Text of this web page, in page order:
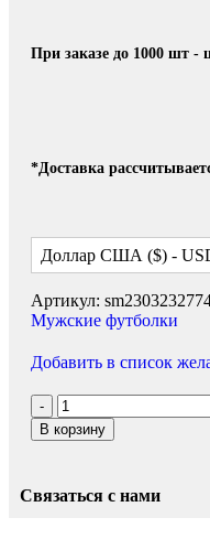
При заказе до 1000 шт -
*Доставка
Доллар США ($) -
Артикул:
Мужские футболки
Добавить в список
В корзину
Связаться с нами